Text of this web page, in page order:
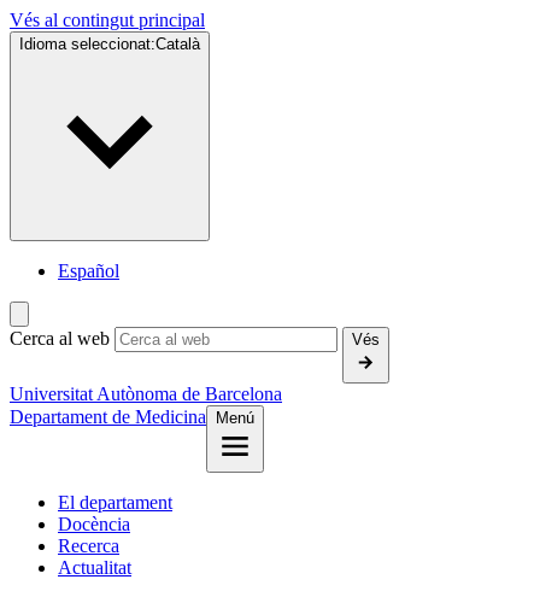
Vés al contingut principal
Idioma seleccionat:Català
Español
Cerca al web Vés
Universitat Autònoma de Barcelona
Departament de Medicina
Menú
El departament
Docència
Recerca
Actualitat